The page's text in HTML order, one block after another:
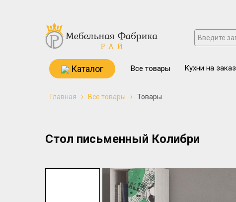
Кухни на заказ
Все товары
Каталог
Главная › Все товары › Товары
Стол письменный Колибри